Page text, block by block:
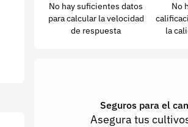
No hay suficientes datos
para calcular la velocidad
de respuesta
No
la
Seguros para el
Asegura tus